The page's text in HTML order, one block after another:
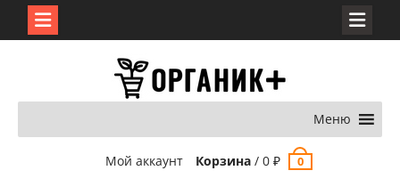
Меню
Мой аккаунт Корзина/ 0 ₽ 0